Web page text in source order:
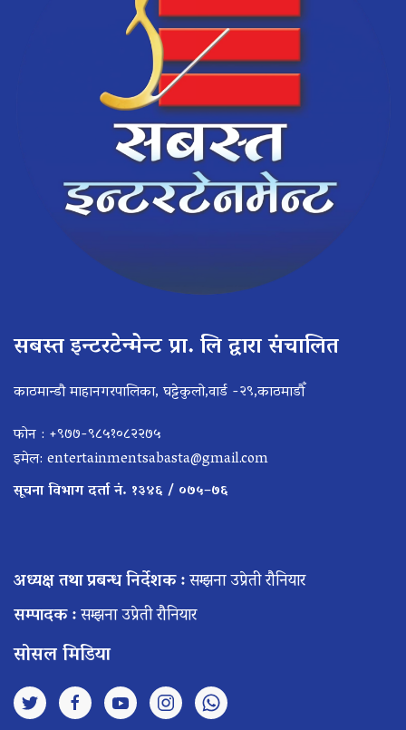
सबस्त इन्टरटेन्मेन्ट प्रा. लि द्वारा संचालित
काठमान्डौ माहानगरपालिका, घट्टेकुलो,वार्ड -२९,काठमाडौँ
फोन : +९७७-९८५१०८२२७५
इमेल: entertainmentsabasta@gmail.com
सूचना विभाग दर्ता नं. १३४६ / ०७५–७६
अध्यक्ष तथा प्रबन्ध निर्देशक :सम्झना उप्रेती रौनियार
सम्पादक :सम्झना उप्रेती रौनियार
सोसल मिडिया